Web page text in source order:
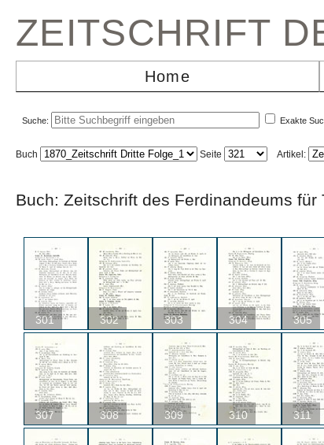
ZEITSCHRIFT
Home
Suche: Exakte
Buch Seite Artikel:
Buch: Zeitschrift des Ferdinandeums
301 302 303 304 305
307 308 309 310 311